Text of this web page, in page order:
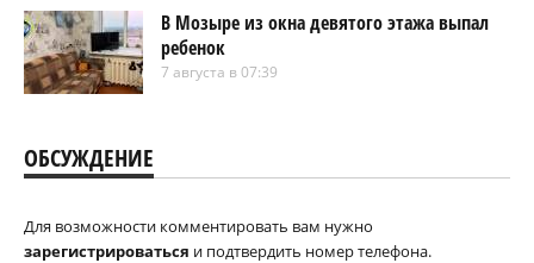
В Мозыре из окна девятого этажа выпал
ребенок
7 августа в 07:39
ОБСУЖДЕНИЕ
Для возможности комментировать вам нужно
зарегистрироваться и подтвердить номер телефона.